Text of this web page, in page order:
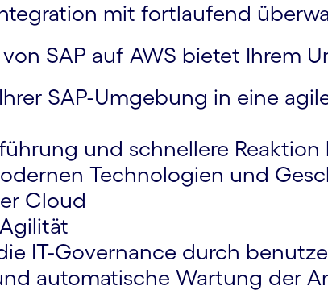
mit fortlaufend
SAP auf AWS bietet Ihrem
SAP-Umgebung in eine
und schnellere
Technologien und
Cloud
IT-Governance durch
automatische Wartung der